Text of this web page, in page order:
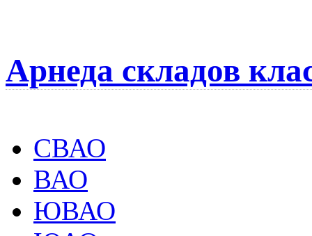
Арнеда складов
СВАО
ВАО
ЮВАО